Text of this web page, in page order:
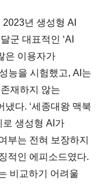
년 생성형 AI
군 대표적인 ‘AI
은 이용자가
능을 시험했고, AI는
재하지 않는
다. ‘세종대왕 맥북
로 생성형 AI가
부는 전혀 보장하지
적인 에피소드였다.
비교하기 어려울